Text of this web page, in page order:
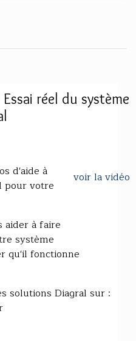
réel du système
voir la vidéo
d'aide à
pour votre
aider à faire
système
qu'il fonctionne
solutions Diagral sur :